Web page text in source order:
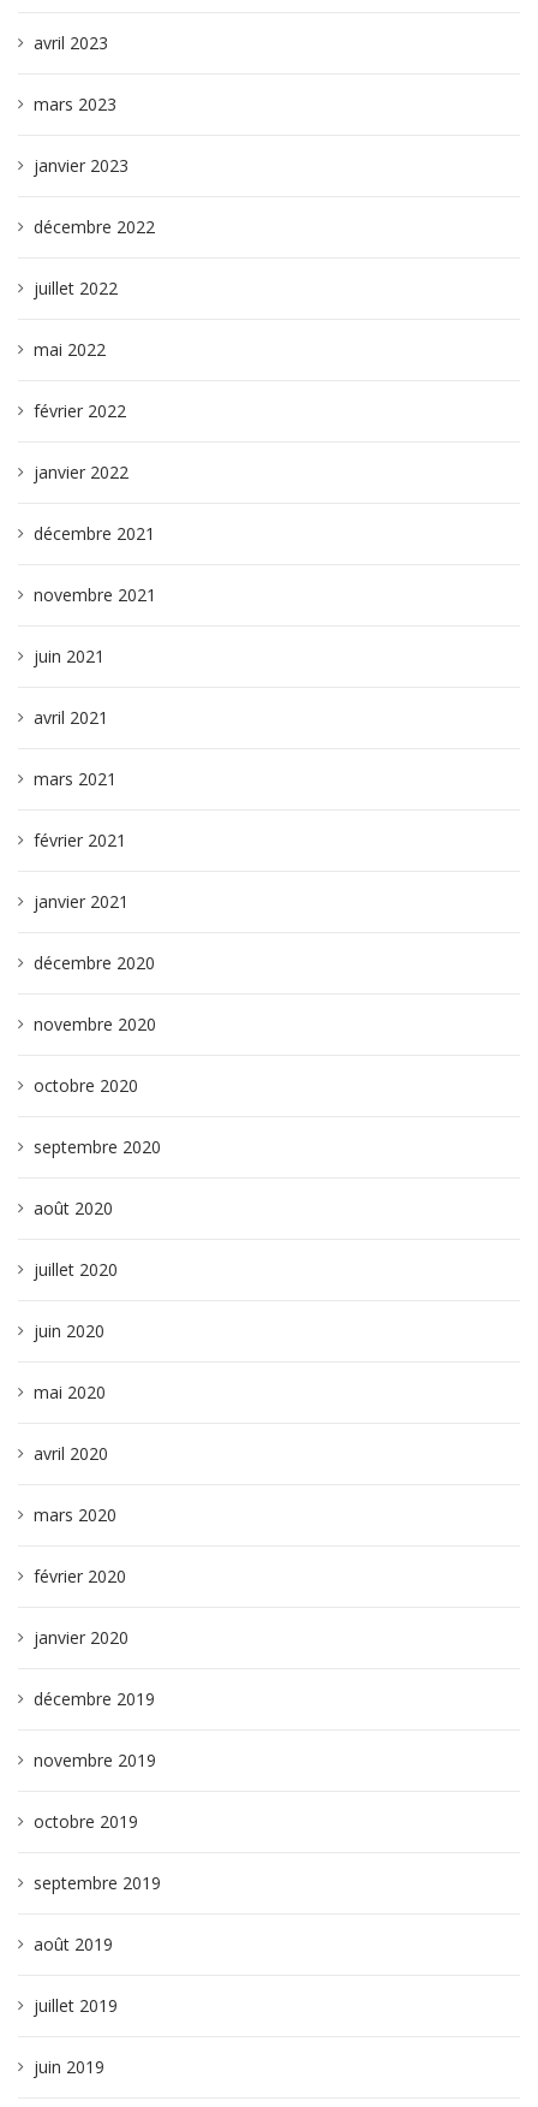
avril 2023
mars 2023
janvier 2023
décembre 2022
juillet 2022
mai 2022
février 2022
janvier 2022
décembre 2021
novembre 2021
juin 2021
avril 2021
mars 2021
février 2021
janvier 2021
décembre 2020
novembre 2020
octobre 2020
septembre 2020
août 2020
juillet 2020
juin 2020
mai 2020
avril 2020
mars 2020
février 2020
janvier 2020
décembre 2019
novembre 2019
octobre 2019
septembre 2019
août 2019
juillet 2019
juin 2019